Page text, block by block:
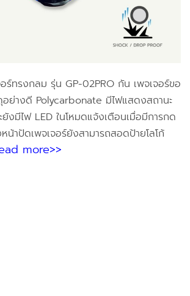
จอร์ทรงกลม รุ่น GP-02PRO กัน เพจเจอร์ขอ
อย่างดี Polycarbonate มีไฟแสดงสถานะ
ยังมีไฟ LED ในโหมดแจ้งเตือนเมื่อมีการกด
น้าปัดเพจเจอร์ยังสามารถสอดป้ายโลโก้
more>>